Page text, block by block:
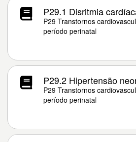
P29.1 Disritmia
P29 Transtornos
período perinatal
P29.2 Hipertensão
P29 Transtornos
período perinatal